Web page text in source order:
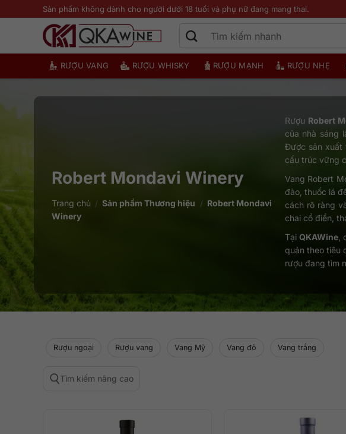
qua
Sản phẩm không dành cho người dưới 18 tuổi và phụ nữ đang mang thai.
RƯỢU VANG RƯỢU WHISKY RƯỢU MẠNH RƯỢU NHẸ
Robert Mondavi Winery
Trang chủ / Sản phẩm Thương hiệu / Robert Mondavi
Winery
Rượu Robert
của nhà sáng
Được sản xuất
cấu trúc vững
Vang Robert
đào, thuốc lá
cách rõ ràng
chai cổ điển,
Tại QKAWine,
quản theo tiêu
rượu đang tìm
Rượu ngoại Rượu vang Vang Mỹ Vang đỏ Vang trắng
Tìm kiếm nâng cao